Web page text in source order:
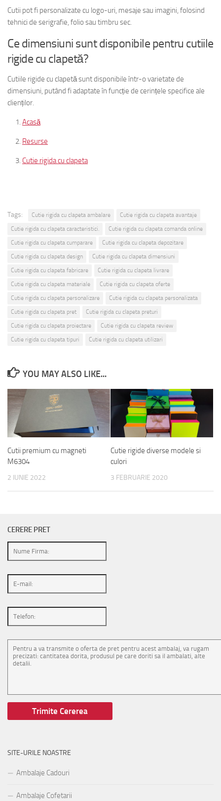
Cutii pot fi personalizate cu logo-uri, mesaje sau imagini, folosind
tehnici de serigrafie, folio sau timbru sec.
Ce dimensiuni sunt disponibile pentru cutiile
rigide cu clapetă?
Cutiile rigide cu clapetă sunt disponibile într-o varietate de
dimensiuni, putând fi adaptate în funcție de cerințele specifice ale
clienților.
Acasă
Resurse
Cutie rigida cu clapeta
Tags: Cutie rigida cu clapeta ambalare
Cutie rigida cu clapeta avantaje
Cutie rigida cu clapeta caracteristici.
Cutie rigida cu clapeta comanda online
Cutie rigida cu clapeta cumparare
Cutie rigida cu clapeta depozitare
Cutie rigida cu clapeta design
Cutie rigida cu clapeta dimensiuni
Cutie rigida cu clapeta fabricare
Cutie rigida cu clapeta livrare
Cutie rigida cu clapeta materiale
Cutie rigida cu clapeta oferte
Cutie rigida cu clapeta personalizare
Cutie rigida cu clapeta personalizata
Cutie rigida cu clapeta pret
Cutie rigida cu clapeta preturi
Cutie rigida cu clapeta proiectare
Cutie rigida cu clapeta review
Cutie rigida cu clapeta tipuri
Cutie rigida cu clapeta utilizari
YOU MAY ALSO LIKE...
Cutii premium cu magneti
M6304
2 IUNIE 2022
Cutie rigide diverse modele si
culori
3 FEBRUARIE 2020
CERERE PRET
SITE-URILE NOASTRE
Ambalaje Cadouri
Ambalaje Cofetarii